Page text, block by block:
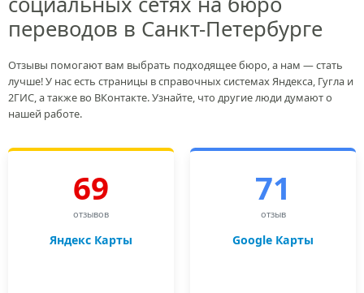
переводов в Санкт-Петербурге
Отзывы помогают вам выбрать подходящее бюро, а нам — стать
лучше! У нас есть страницы в справочных системах Яндекса, Гугла и
2ГИС, а также во ВКонтакте. Узнайте, что другие люди думают о
нашей работе.
69
отзывов
Яндекс Карты
71
отзыв
Google Карты